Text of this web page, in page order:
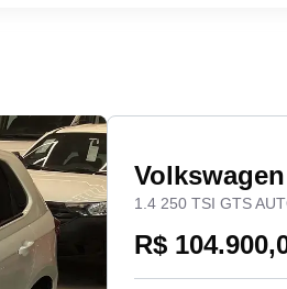
1.4 250 TSI GTS
R$